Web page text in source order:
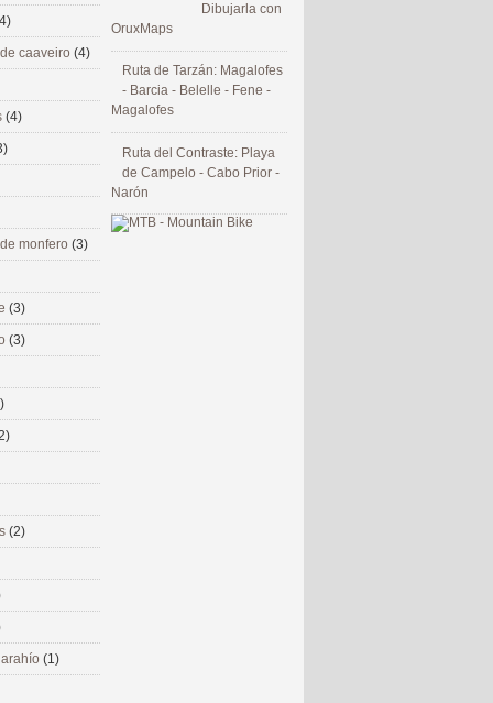
Dibujarla con
OruxMaps
Ruta de Tarzán: Magalofes
- Barcia - Belelle - Fene -
Magalofes
Ruta del Contraste: Playa
de Campelo - Cabo Prior -
Narón
caaveiro (4)
(4)
monfero (3)
(3)
(3)
(2)
(1)